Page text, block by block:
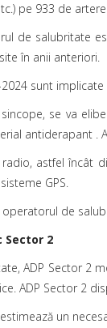
pe 933 de
de salubritate
în anii anteriori.
sunt
se va
antiderapant
astfel încât
GPS.
de
Sector 2
ADP Sector 2
ADP Sector 2
un